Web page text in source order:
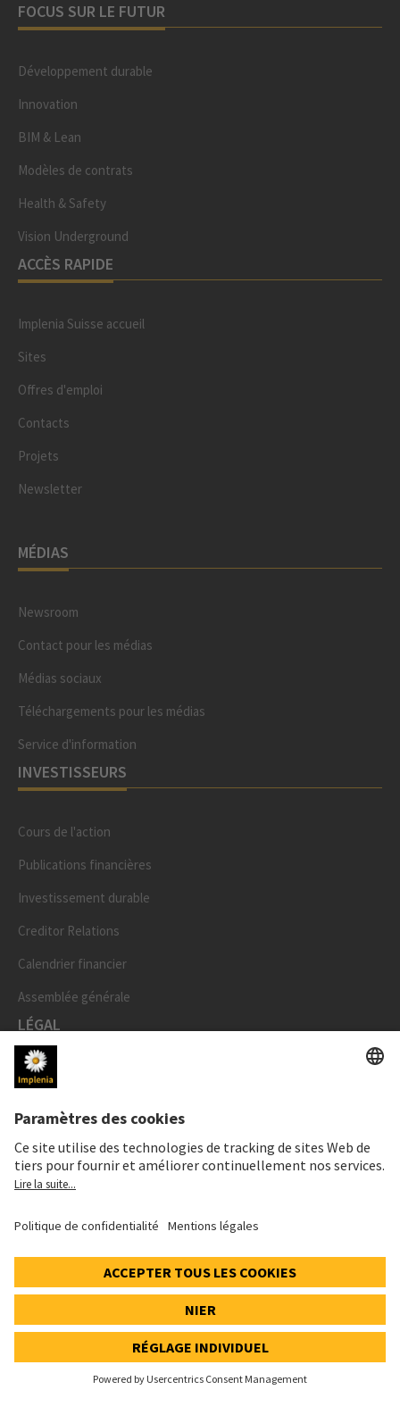
FOCUS SUR LE FUTUR
Développement durable
Innovation
BIM & Lean
Modèles de contrats
Health & Safety
Vision Underground
ACCÈS RAPIDE
Implenia Suisse accueil
Sites
Offres d'emploi
Contacts
Projets
Newsletter
MÉDIAS
Newsroom
Contact pour les médias
Médias sociaux
Téléchargements pour les médias
Service d'information
INVESTISSEURS
Cours de l'action
Publications financières
Investissement durable
Creditor Relations
Calendrier financier
Assemblée générale
LÉGAL
Mentions légales
Données personnelles
Déclaration cookies et social media
Paramètres de confidentialité
SWX: Implenia AG
62,30 CHF
0,00 CHF (0,00%)